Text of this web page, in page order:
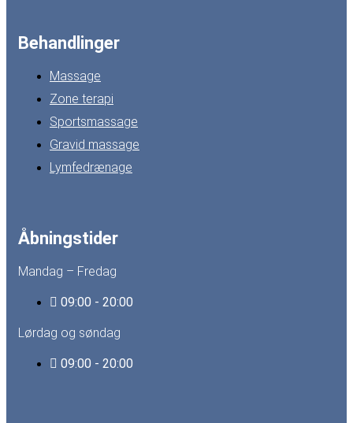
Behandlinger
Massage
Zone terapi
Sportsmassage
Gravid massage
Lymfedrænage
Åbningstider
Mandag – Fredag
09:00 - 20:00
Lørdag og søndag
09:00 - 20:00